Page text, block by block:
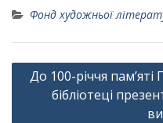
Фонд художньої
Навігація
записів
До 100-річчя
бібліотеці